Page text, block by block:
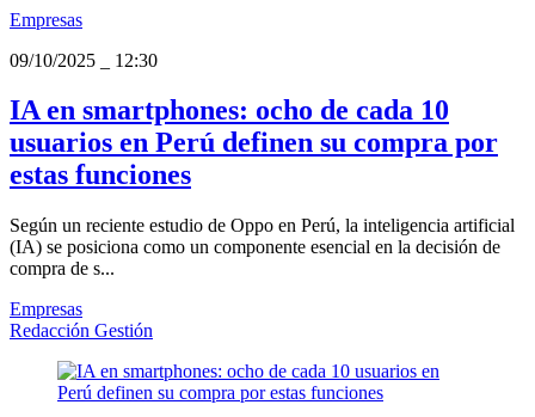
Empresas
09/10/2025
12:30
IA en smartphones: ocho de cada 10
usuarios en Perú definen su compra por
estas funciones
Según un reciente estudio de Oppo en Perú, la inteligencia artificial
(IA) se posiciona como un componente esencial en la decisión de
compra de s...
Empresas
Redacción Gestión